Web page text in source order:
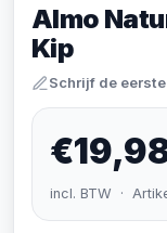
Almo
Kip
Schrijf de
incl. BTW ·